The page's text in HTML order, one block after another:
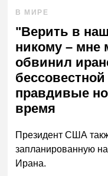
В МИРЕ
"Верить в
никому – мне
обвинил
правдивые
время
Президент США
запланированную
Ирана.